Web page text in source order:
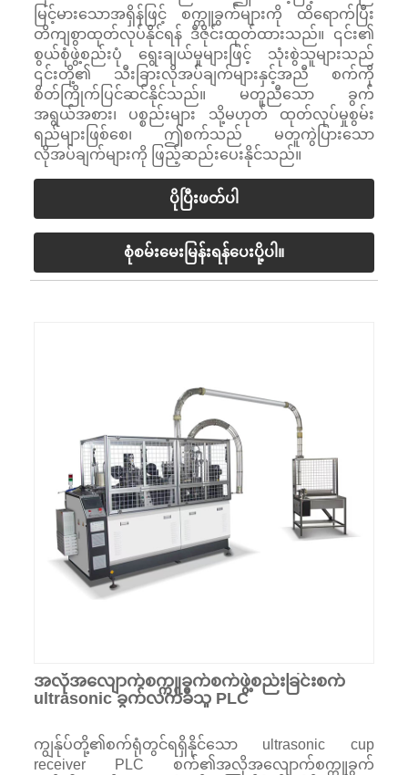
မြင့်မားသောအရှိန်ဖြင့် စက္ကူခွက်များကို ထိရောက်ပြီး
တိကျစွာထုတ်လုပ်နိုင်ရန် ဒီဇိုင်းထုတ်ထားသည်။ ၎င်း၏
စွယ်စုံဖွဲ့စည်းပုံ ရွေးချယ်မှုများဖြင့် သုံးစွဲသူများသည်
၎င်းတို့၏ သီးခြားလိုအပ်ချက်များနှင့်အညီ စက်ကို
စိတ်ကြိုက်ပြင်ဆင်နိုင်သည်။ မတူညီသော ခွက်
အရွယ်အစား၊ ပစ္စည်းများ သို့မဟုတ် ထုတ်လုပ်မှုစွမ်း
ရည်များဖြစ်စေ၊ ဤစက်သည် မတူကွဲပြားသော
လိုအပ်ချက်များကို ဖြည့်ဆည်းပေးနိုင်သည်။
ပိုပြီးဖတ်ပါ
စုံစမ်းမေးမြန်းရန်ပေးပို့ပါ။
အလိုအလျောက်စက္ကူခွက်စက်ဖွဲ့စည်းခြင်းစက်
ultrasonic ခွက်လက်ခံသူ PLC
ကျွန်ုပ်တို့၏စက်ရုံတွင်ရရှိနိုင်သော ultrasonic cup
receiver PLC စက်၏အလိုအလျောက်စက္ကူခွက်